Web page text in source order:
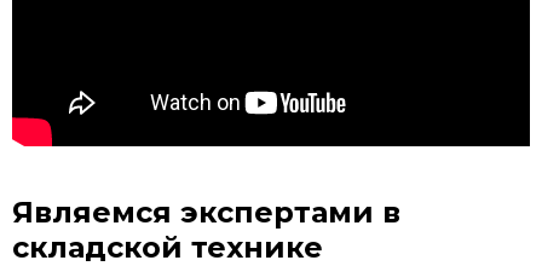
Являемся экспертами в
складской технике